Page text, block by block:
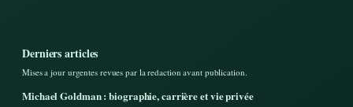
Derniers articles
Mises a jour urgentes revues par la redaction avant publication.
Michael Goldman : biographie, carrière et vie privée